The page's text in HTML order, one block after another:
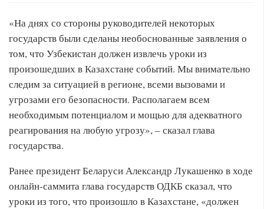
«На днях со стороны руководителей некоторых
государств были сделаны необоснованные заявления о
том, что Узбекистан должен извлечь уроки из
произошедших в Казахстане событий. Мы внимательно
следим за ситуацией в регионе, всеми вызовами и
угрозами его безопасности. Располагаем всем
необходимым потенциалом и мощью для адекватного
реагирования на любую угрозу», – сказал глава
государства.
Ранее президент Беларуси Александр Лукашенко в ходе
онлайн-саммита глава государств ОДКБ сказал, что
уроки из того, что произошло в Казахстане, «должен